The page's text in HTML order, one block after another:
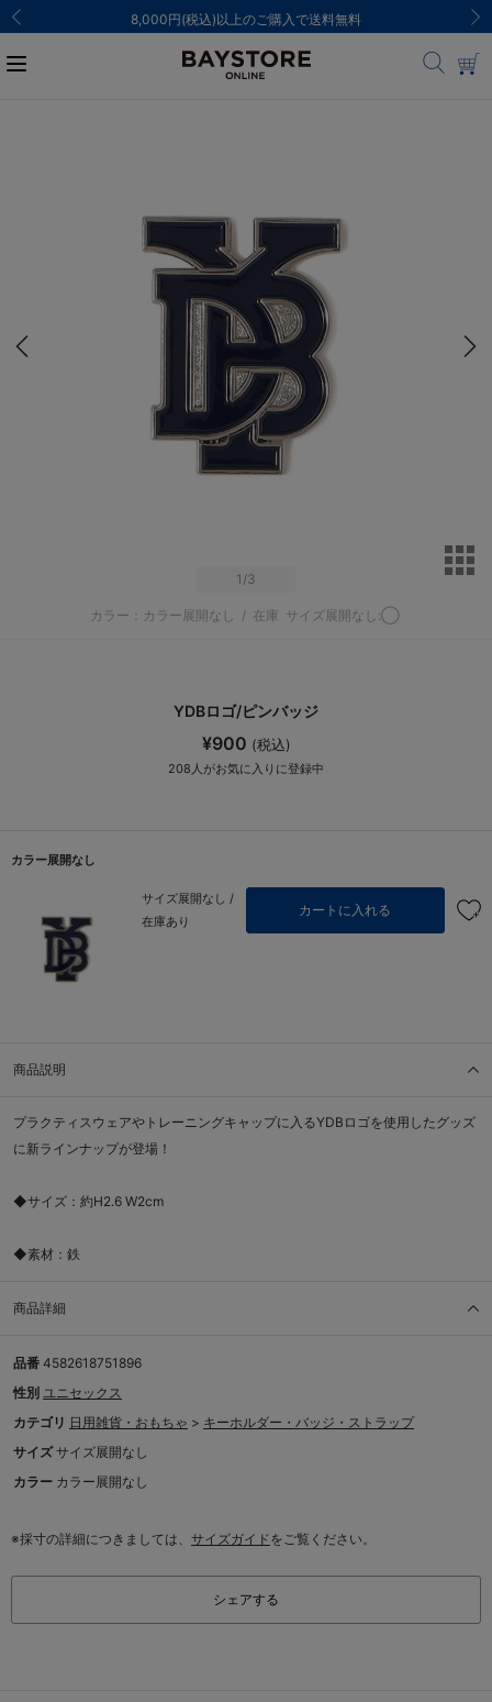
8,000円(税込)以上のご購入で送料無料
1 /3
カラー：カラー展開なし / 在庫 サイズ展開なし:◯
YDBロゴ/ピンバッジ
¥900 (税込)
208 人がお気に入りに登録中
カラー展開なし
サイズ展開なし /
在庫あり
カートに入れる
商品説明
プラクティスウェアやトレーニングキャップに入るYDBロゴを使用したグッズ
に新ラインナップが登場！
◆サイズ：約H2.6 W2cm
◆素材：鉄
商品詳細
品番 4582618751896
性別 ユニセックス
カテゴリ 日用雑貨・おもちゃ > キーホルダー・バッジ・ストラップ
サイズ サイズ展開なし
カラー カラー展開なし
※採寸の詳細につきましては、 サイズガイドをご覧ください。
シェアする